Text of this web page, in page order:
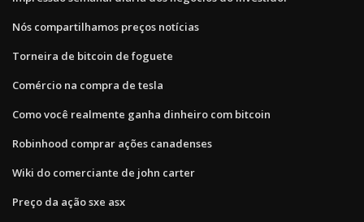
Nós compartilhamos preços notícias
Torneira de bitcoin de foguete
Comércio na compra de tesla
Como você realmente ganha dinheiro com bitcoin
Robinhood comprar ações canadenses
Wiki do comerciante de john carter
Preço da ação sxe asx